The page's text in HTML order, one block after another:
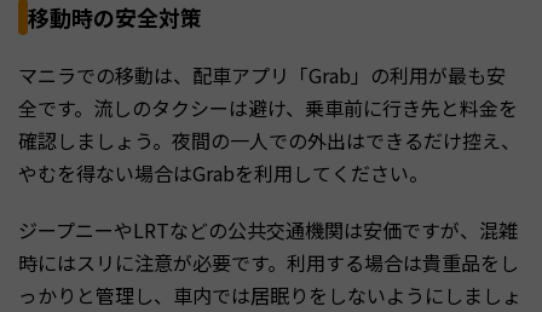
移動時の安全対策
マニラでの移動は、配車アプリ「Grab」の利用が最も安
全です。流しのタクシーは避け、乗車前に行き先と料金を
確認しましょう。夜間の一人での外出はできるだけ控え、
やむを得ない場合はGrabを利用してください。
ジープニーやLRTなどの公共交通機関は安価ですが、混雑
時にはスリに注意が必要です。利用する場合は貴重品をし
っかりと管理し、車内では居眠りをしないようにしましょ